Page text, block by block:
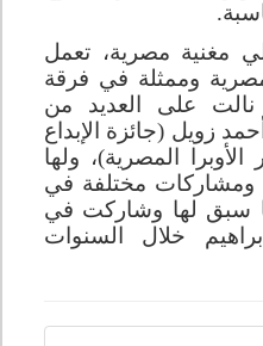
.
مغنية مصرية، تعمل
وممثلة في فرقة
على العديد من
زويل (جائزة الإبداع
المصرية)، ولها
ومشاركات مختلفة في
سبق لها وشاركت في
خلال السنوات